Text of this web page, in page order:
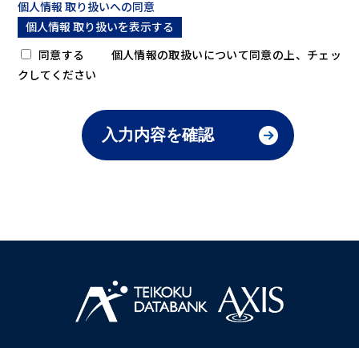
個人情報 取り扱いへの同意
個人情報 取り扱いを表示する
同意する
個人情報の取扱いについて同意の上、チェッ
クしてください